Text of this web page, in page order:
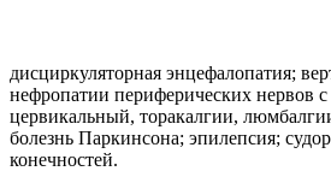
дисциркуляторная энцефалопатия;
нефропатии периферических нервов
цервикальный, торакалгии,
болезнь Паркинсона; эпилепсия;
конечностей.